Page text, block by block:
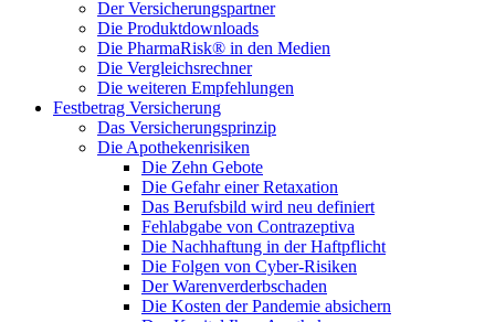
Der Versicherungspartner
Die Produktdownloads
Die PharmaRisk® in den Medien
Die Vergleichsrechner
Die weiteren Empfehlungen
Festbetrag Versicherung
Das Versicherungsprinzip
Die Apothekenrisiken
Die Zehn Gebote
Die Gefahr einer Retaxation
Das Berufsbild wird neu definiert
Fehlabgabe von Contrazeptiva
Die Nachhaftung in der Haftpflicht
Die Folgen von Cyber-Risiken
Der Warenverderbschaden
Die Kosten der Pandemie absichern